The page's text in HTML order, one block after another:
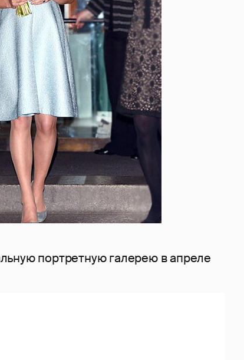
портретную галерею в апреле